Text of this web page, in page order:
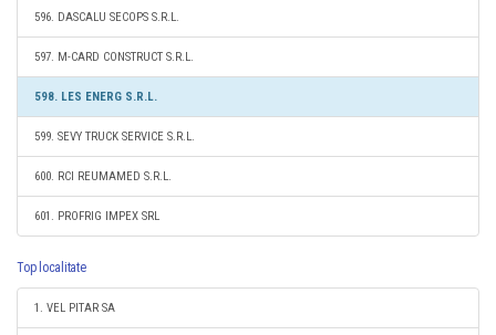
596. DASCALU SECOPS S.R.L.
597. M-CARD CONSTRUCT S.R.L.
598. LES ENERG S.R.L.
599. SEVY TRUCK SERVICE S.R.L.
600. RCI REUMAMED S.R.L.
601. PROFRIG IMPEX SRL
Top localitate
1. VEL PITAR SA